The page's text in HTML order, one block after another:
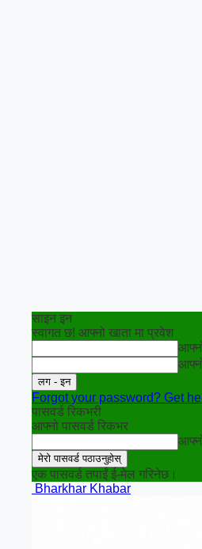
साइन इन
स्वागत छ! आफ्नो खाता मा प्रवेश
Forgot your password? Get
पासवर्ड रिकभरी
आफ्नो पासवर्ड रिकभर
एक पासवर्ड तपाईं ई-मेल गरिनेछ।
Bharkhar Khabar